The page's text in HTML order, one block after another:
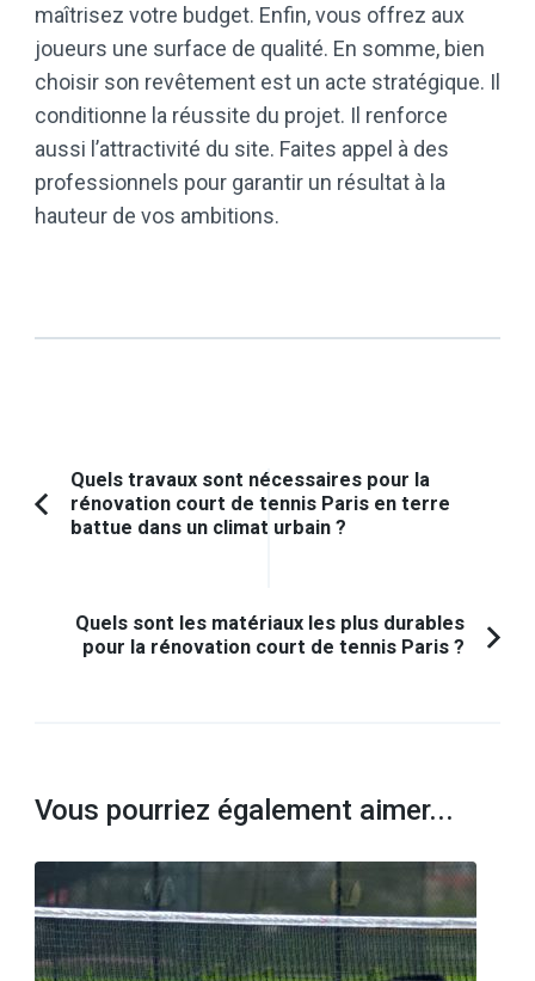
maîtrisez votre budget. Enfin, vous offrez aux
joueurs une surface de qualité. En somme, bien
choisir son revêtement est un acte stratégique. Il
conditionne la réussite du projet. Il renforce
aussi l’attractivité du site. Faites appel à des
professionnels pour garantir un résultat à la
hauteur de vos ambitions.
Navigation
d'article
Article
Quels travaux sont nécessaires pour la
rénovation court de tennis Paris en terre
battue dans un climat urbain ?
Quels sont les matériaux les plus durables
pour la rénovation court de tennis Paris ?
Vous pourriez également aimer...